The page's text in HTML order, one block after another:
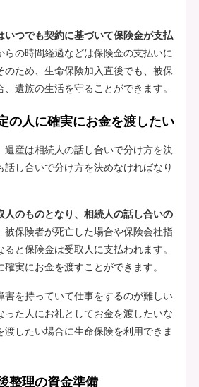
いつでも契約に基づいて保険金が支払
らの時間経過などは保険金の支払いに
のため、生命保険加入直後でも、被保
遺族の生活を守ることができます。
の人に確実にお金を渡したい
遺産は相続人の話し合いで分け方を決
話し合いで分け方を決めなければなり
人のものとなり、相続人の話し合いの
被保険者が死亡した場合や保険会社指
と保険金は受取人に支払われます。
実にお金を渡すことができます。
害を持っていて仕事をするのが難しい
った人にお礼としてお金を渡したいな
渡したい場合に生命保険を利用できま
整理の資金準備